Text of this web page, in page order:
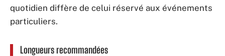
quotidien diffère de celui réservé aux événements
particuliers.
Longueurs recommandées